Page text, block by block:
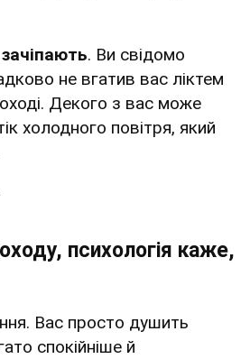
. Ви свідомо
не вгатив вас ліктем
Декого з вас може
холодного повітря, який
психологія каже,
Вас просто душить
спокійніше й